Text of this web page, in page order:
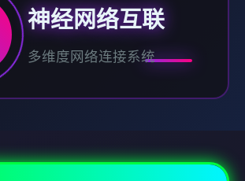
神经网络互联
多维度网络连接系统